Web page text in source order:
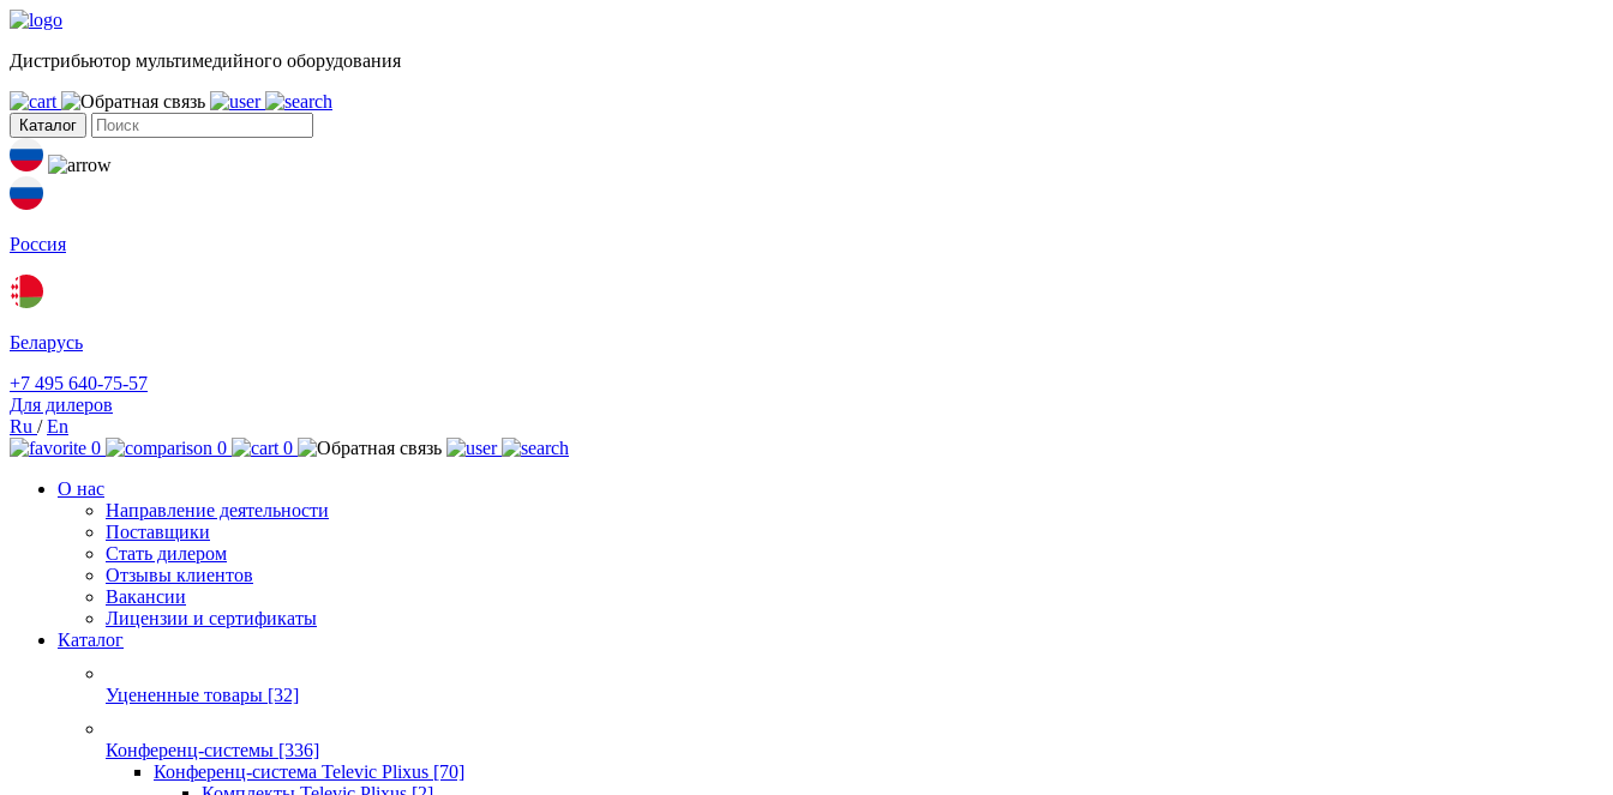
Дистрибьютор мультимедийного оборудования
Каталог
Россия
Беларусь
+7 495 640-75-57
Для дилеров
Ru /En
0
0
0
О нас
Направление деятельности
Поставщики
Стать дилером
Отзывы клиентов
Вакансии
Лицензии и сертификаты
Каталог
Уцененные товары [32]
Конференц-системы [336]
Конференц-система Televic Plixus [70]